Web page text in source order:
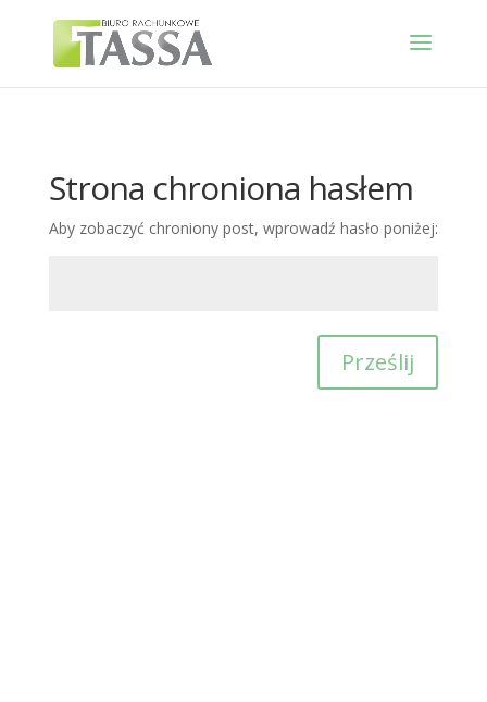
Strona chroniona hasłem
Aby zobaczyć chroniony post, wprowadź hasło poniżej:
Prześlij